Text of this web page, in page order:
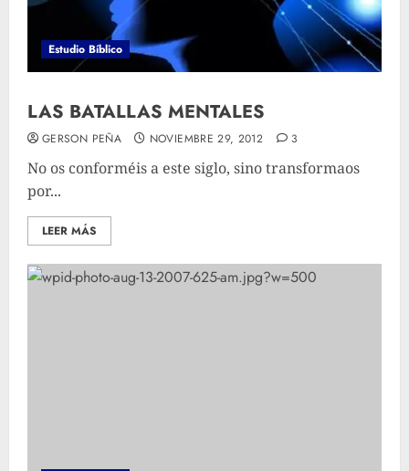
Estudio Bíblico
LAS BATALLAS MENTALES
GERSON PEÑA NOVIEMBRE 29, 2012 3
No os conforméis a este siglo, sino transformaos
por...
LEER MÁS